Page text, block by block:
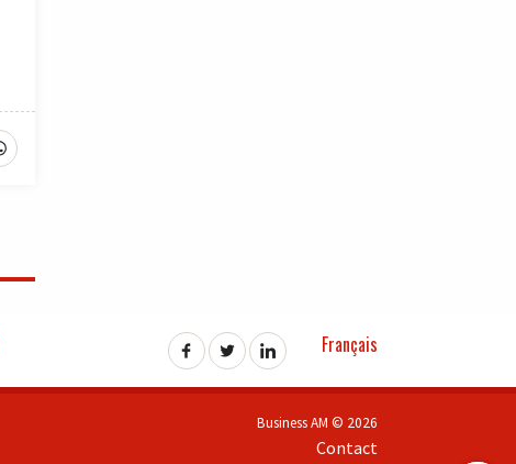
Français
Business AM © 2026
Contact